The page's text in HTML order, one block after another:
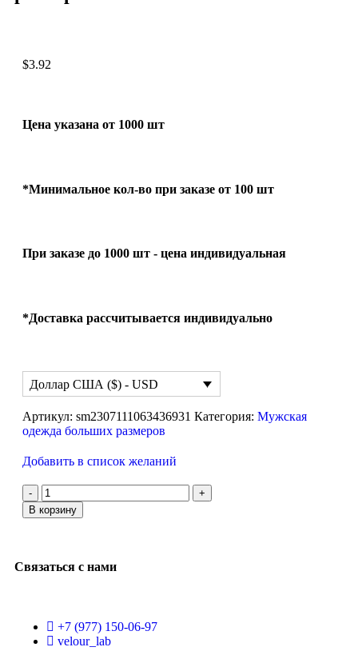
$3.92
Цена указана от 1000 шт
*Минимальное кол-во при заказе от 100 шт
При заказе до 1000 шт - цена индивидуальная
*Доставка рассчитывается индивидуально
Доллар США ($) - USD
Артикул: sm2307111063436931 Категория: Мужская
одежда больших размеров
Добавить в список желаний
В корзину
Связаться с нами
+7 (977) 150-06-97
velour_lab